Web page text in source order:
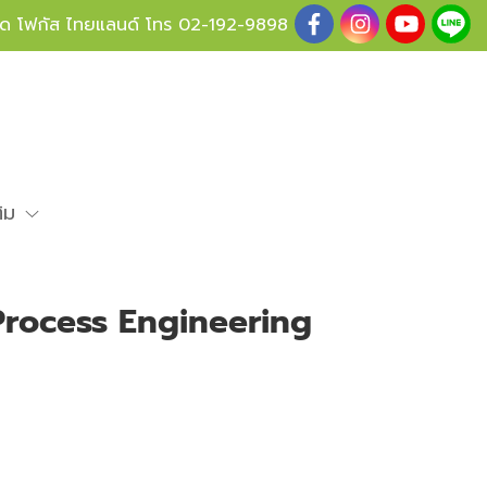
โฟกัส ไทยแลนด์ โทร 02-192-9898
Engineering